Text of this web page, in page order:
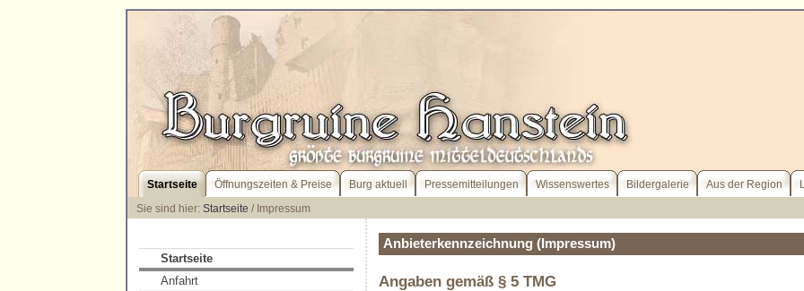
Startseite Öffnungszeiten & Preise Burg aktuell Pressemitteilungen Wissenswertes Bildergalerie Aus der Region
Sie sind hier: Startseite / Impressum
Startseite
Anfahrt
Anbieterkennzeichnung (Impressum)
Angaben gemäß § 5 TMG